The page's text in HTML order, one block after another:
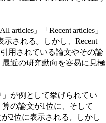
」「Recent articles」
される。しかし、Recent
用されている論文やその論
近の研究動向を容易に見極
が例として挙げられてい
の論文が1位に、そして
2位に表示される。しかし